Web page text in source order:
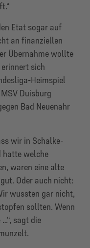
Etat sogar auf
an finanziellen
Übernahme wollte
sich
Heimspiel
Duisburg
Bad Neuenahr
wir in Schalke-
hatte welche
waren eine alte
Oder auch nicht:
wussten gar nicht,
sollten. Wenn
sagt die